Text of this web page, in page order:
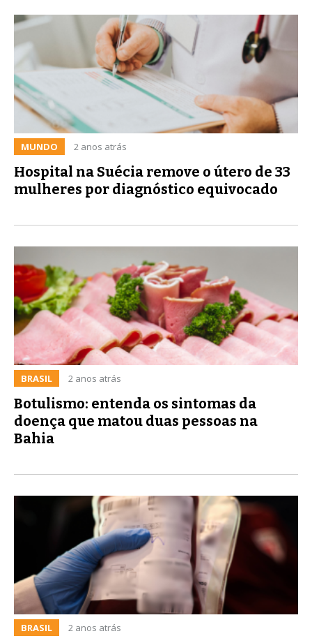
MUNDO 2 anos atrás
Hospital na Suécia remove o útero de 33
mulheres por diagnóstico equivocado
BRASIL 2 anos atrás
Botulismo: entenda os sintomas da
doença que matou duas pessoas na
Bahia
BRASIL 2 anos atrás